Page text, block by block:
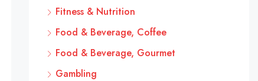
Fitness & Nutrition
Food & Beverage, Coffee
Food & Beverage, Gourmet
Gambling